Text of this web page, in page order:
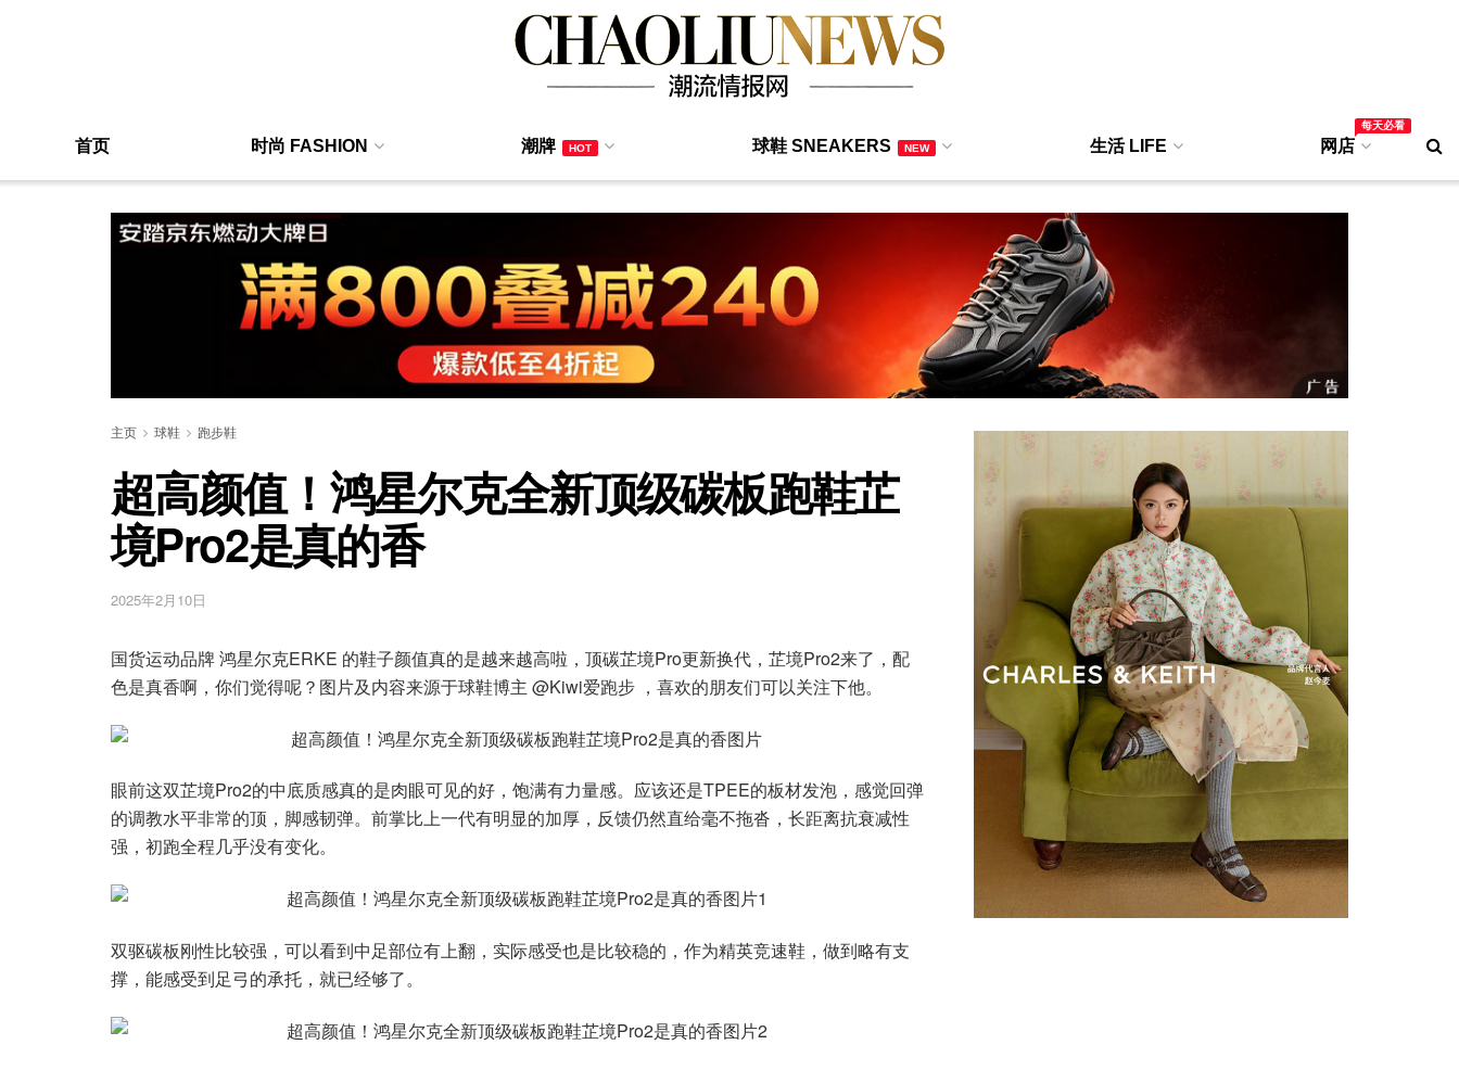
首页 时尚 FASHION 潮牌 HOT 球鞋 SNEAKERS NEW 生活 LIFE 网店
每天必看
主页 球鞋 跑步鞋
超高颜值！鸿星尔克全新顶级碳板跑鞋芷
境Pro2是真的香
2025年2月10日
国货运动品牌 鸿星尔克ERKE 的鞋子颜值真的是越来越高啦，顶碳芷境Pro更新换代，芷境Pro2来了，配
色是真香啊，你们觉得呢？图片及内容来源于球鞋博主 @Kiwi爱跑步 ，喜欢的朋友们可以关注下他。
眼前这双芷境Pro2的中底质感真的是肉眼可见的好，饱满有力量感。应该还是TPEE的板材发泡，感觉回弹
的调教水平非常的顶，脚感韧弹。前掌比上一代有明显的加厚，反馈仍然直给毫不拖沓，长距离抗衰减性
强，初跑全程几乎没有变化。
双驱碳板刚性比较强，可以看到中足部位有上翻，实际感受也是比较稳的，作为精英竞速鞋，做到略有支
撑，能感受到足弓的承托，就已经够了。